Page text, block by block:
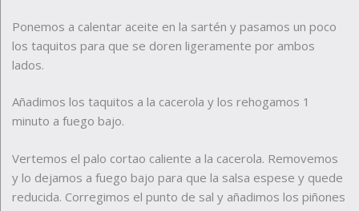
Ponemos a calentar aceite en la sartén y pasamos un poco
los taquitos para que se doren ligeramente por ambos
lados.
Añadimos los taquitos a la cacerola y los rehogamos 1
minuto a fuego bajo.
Vertemos el palo cortao caliente a la cacerola. Removemos
y lo dejamos a fuego bajo para que la salsa espese y quede
reducida. Corregimos el punto de sal y añadimos los piñones